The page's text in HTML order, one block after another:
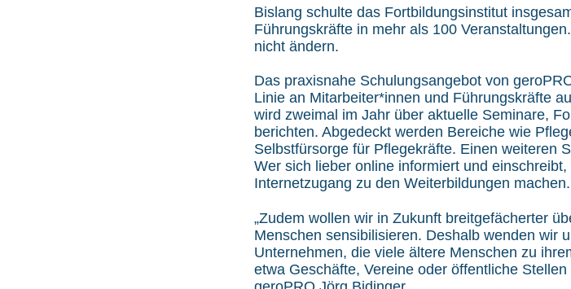
Bislang schulte das Fortbildungsinstitut
Führungskräfte in mehr als 100
nicht ändern.
Das praxisnahe Schulungsangebot von
Linie an Mitarbeiter*innen und Führungskräfte
wird zweimal im Jahr über aktuelle Seminare,
berichten. Abgedeckt werden Bereiche wie
Selbstfürsorge für Pflegekräfte. Einen weiteren
Wer sich lieber online informiert und
Internetzugang zu den Weiterbildungen
„Zudem wollen wir in Zukunft breitgefächerter
Menschen sensibilisieren. Deshalb wenden wir
Unternehmen, die viele ältere Menschen zu
etwa Geschäfte, Vereine oder öffentliche